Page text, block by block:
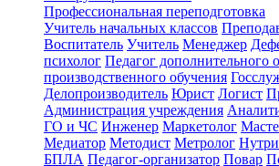
Профессиональная переподготовка
Учитель начальных классов
Воспитатель Учитель Менеджер
психолог Педагог дополнительного
производственного обучения
Делопроизводитель Юрист Логист
Администрация учреждения
ГО и ЧС Инженер Маркетолог
Медиатор Методист Метролог
БПЛА Педагог-организатор Повар